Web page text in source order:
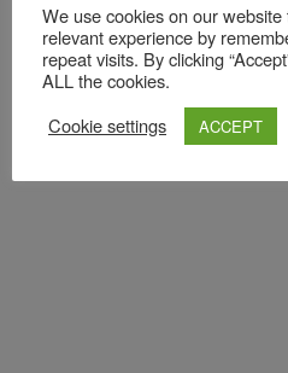
Click pentru a începe
Acest site folosește Akismet
We use cookies on our
relevant experience by
repeat visits. By clicking
ALL the cookies.
Cookie settings
ACCEPT